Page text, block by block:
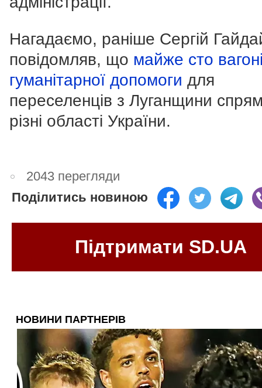
Нагадаємо, раніше Сергій
повідомляв, що майже сто
гуманітарної допомоги для
переселенців з Луганщини
різні області України.
2043 перегляди
Поділитись новиною
Підтримати SD.UA